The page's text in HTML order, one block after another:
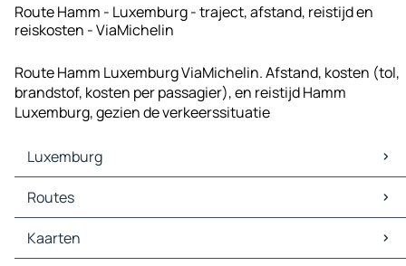
Route Hamm - Luxemburg - traject, afstand, reistijd en
reiskosten - ViaMichelin
Route Hamm Luxemburg ViaMichelin. Afstand, kosten (tol,
brandstof, kosten per passagier), en reistijd Hamm
Luxemburg, gezien de verkeerssituatie
Luxemburg
Luxemburg Kaarten
Luxemburg Verkeer
Luxemburg Hotels
Luxemburg Restaurants
Routes
Routes Luxemburg - Keulen
Routes Luxemburg - Düsseldorf
Kaarten